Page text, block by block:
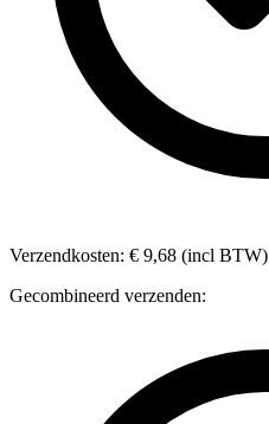
Verzendkosten: € 9,68 (incl BTW)
Gecombineerd verzenden: